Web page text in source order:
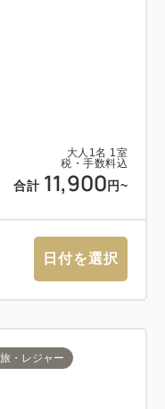
大人 1名 1室
税・手数料込
合計 11,900 円~
日付を選択
・レジャー